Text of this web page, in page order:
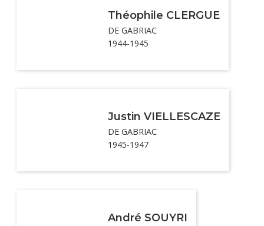
Théophile CLERGUE
DE GABRIAC
1944-1945
Justin VIELLESCAZE
DE GABRIAC
1945-1947
André SOUYRI